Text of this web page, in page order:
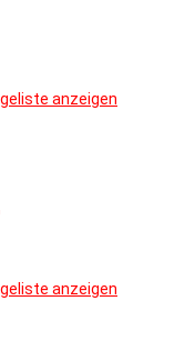
anzeigen
anzeigen